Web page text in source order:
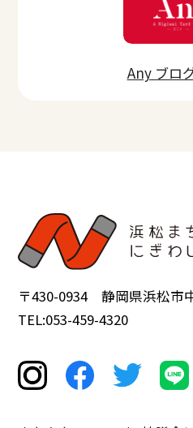
Any ブロ
〒430-0934 静岡県浜松市
TEL:053-459-4320